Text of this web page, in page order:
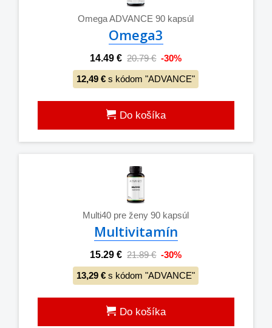
Omega ADVANCE 90 kapsúl
Omega3
14.49 € 20.79 € -30%
12,49 € s kódom "ADVANCE"
Do košíka
Multi40 pre ženy 90 kapsúl
Multivitamín
15.29 € 21.89 € -30%
13,29 € s kódom "ADVANCE"
Do košíka